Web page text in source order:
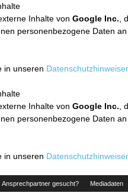
Inhalte von Google Inc. ,
personenbezogene Daten
in unseren
Inhalte von Google Inc. ,
personenbezogene Daten
in unseren
Ansprechpartner gesucht? Mediadaten